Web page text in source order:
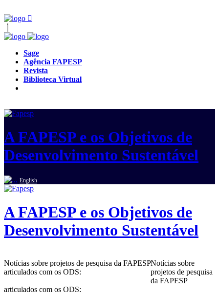
Sage
Agência FAPESP
Revista
Biblioteca Virtual
A FAPESP e os Objetivos de
Desenvolvimento Sustentável
English
A FAPESP e os Objetivos de
Desenvolvimento Sustentável
Notícias sobre projetos de pesquisa da FAPESP
articulados com os ODS:
Notícias sobre
projetos de pesquisa
da FAPESP
articulados com os ODS: